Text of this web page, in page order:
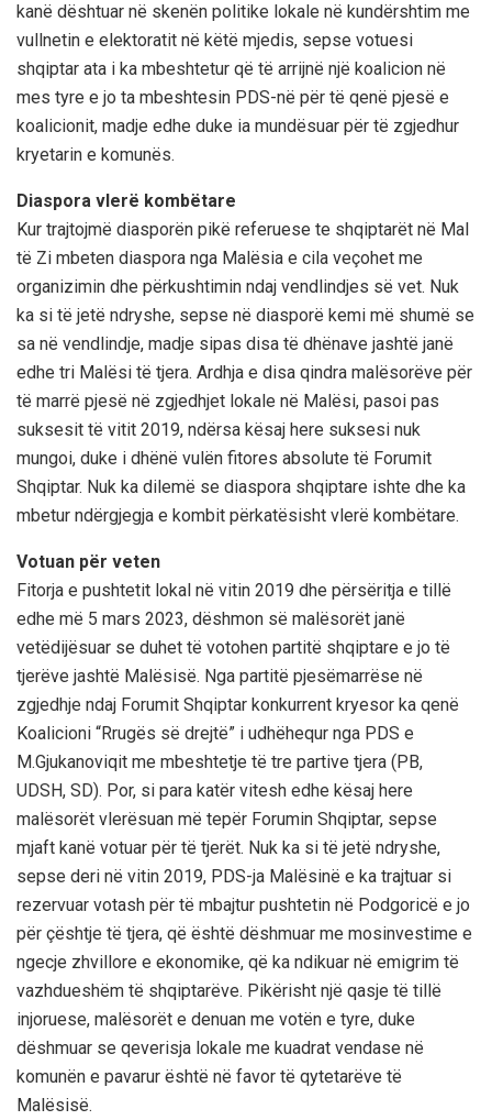
kanë dështuar në skenën politike lokale në kundërshtim me
vullnetin e elektoratit në këtë mjedis, sepse votuesi
shqiptar ata i ka mbeshtetur që të arrijnë një koalicion në
mes tyre e jo ta mbeshtesin PDS-në për të qenë pjesë e
koalicionit, madje edhe duke ia mundësuar për të zgjedhur
kryetarin e komunës.
Diaspora vlerë kombëtare
Kur trajtojmë diasporën pikë referuese te shqiptarët në Mal
të Zi mbeten diaspora nga Malësia e cila veçohet me
organizimin dhe përkushtimin ndaj vendlindjes së vet. Nuk
ka si të jetë ndryshe, sepse në diasporë kemi më shumë se
sa në vendlindje, madje sipas disa të dhënave jashtë janë
edhe tri Malësi të tjera. Ardhja e disa qindra malësorëve për
të marrë pjesë në zgjedhjet lokale në Malësi, pasoi pas
suksesit të vitit 2019, ndërsa kësaj here suksesi nuk
mungoi, duke i dhënë vulën fitores absolute të Forumit
Shqiptar. Nuk ka dilemë se diaspora shqiptare ishte dhe ka
mbetur ndërgjegja e kombit përkatësisht vlerë kombëtare.
Votuan për veten
Fitorja e pushtetit lokal në vitin 2019 dhe përsëritja e tillë
edhe më 5 mars 2023, dëshmon së malësorët janë
vetëdijësuar se duhet të votohen partitë shqiptare e jo të
tjerëve jashtë Malësisë. Nga partitë pjesëmarrëse në
zgjedhje ndaj Forumit Shqiptar konkurrent kryesor ka qenë
Koalicioni “Rrugës së drejtë” i udhëhequr nga PDS e
M.Gjukanoviqit me mbeshtetje të tre partive tjera (PB,
UDSH, SD). Por, si para katër vitesh edhe kësaj here
malësorët vlerësuan më tepër Forumin Shqiptar, sepse
mjaft kanë votuar për të tjerët. Nuk ka si të jetë ndryshe,
sepse deri në vitin 2019, PDS-ja Malësinë e ka trajtuar si
rezervuar votash për të mbajtur pushtetin në Podgoricë e jo
për çështje të tjera, që është dëshmuar me mosinvestime e
ngecje zhvillore e ekonomike, që ka ndikuar në emigrim të
vazhdueshëm të shqiptarëve. Pikërisht një qasje të tillë
injoruese, malësorët e denuan me votën e tyre, duke
dëshmuar se qeverisja lokale me kuadrat vendase në
komunën e pavarur është në favor të qytetarëve të
Malësisë.